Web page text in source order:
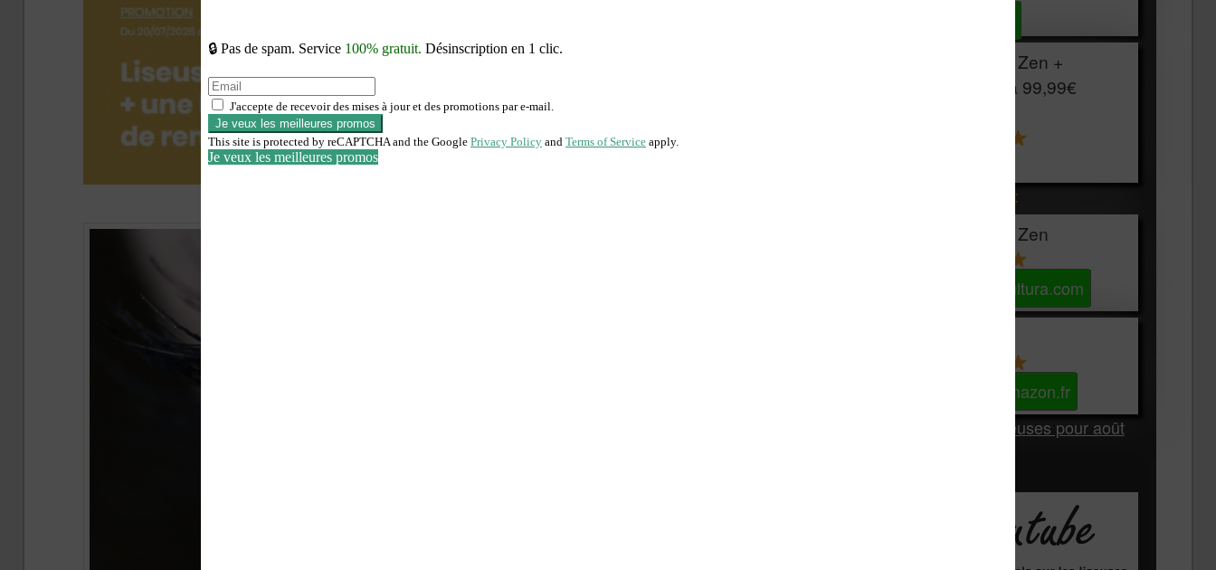
Vivlio Light Zen +
HOUSSE à 99,99€
Les accessibles :
Vivlio Light Zen
Voir sur Cultura.com
Voir sur Amazon.fr
Les Meilleures liseuses pour août